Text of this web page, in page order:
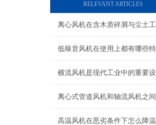
RELEVANT ARTICLES
横流风机是现代工业中的重要
高温风机在恶劣条件下怎么降温